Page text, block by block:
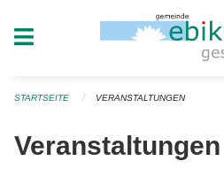
STARTSEITE VERANSTALTUNGEN
Veranstaltungen